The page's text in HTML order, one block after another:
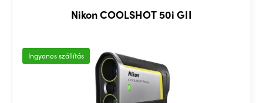
Nikon COOLSHOT 50i GII
Ingyenes szállítás